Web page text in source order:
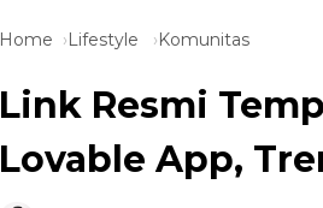
Home Lifestyle Komunitas
Link Resmi
Lovable App,